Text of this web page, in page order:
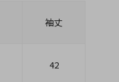
袖丈
42